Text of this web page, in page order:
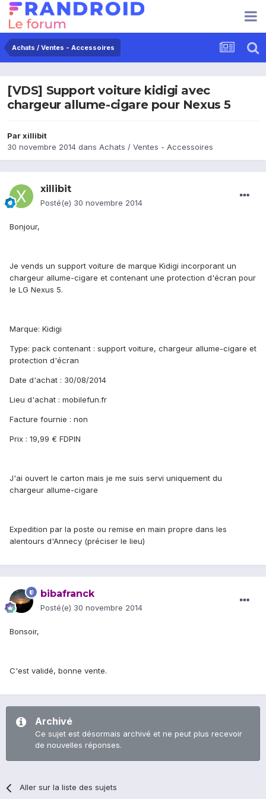
Achats / Ventes - Accessoires
[VDS] Support voiture kidigi avec
chargeur allume-cigare pour Nexus 5
Parxillibit
30 novembre 2014 dans Achats / Ventes - Accessoires
xillibit
Posté(e) 30 novembre 2014
Bonjour,
Je vends un support voiture de marque Kidigi incorporant un
chargeur allume-cigare et contenant une protection d'écran pour
le LG Nexus 5.
Marque: Kidigi
Type: pack contenant : support voiture, chargeur allume-cigare et
protection d'écran
Date d'achat : 30/08/2014
Lieu d'achat : mobilefun.fr
Facture fournie : non
Prix : 19,99 € FDPIN
J'ai ouvert le carton mais je me suis servi uniquement du
chargeur allume-cigare
Expedition par la poste ou remise en main propre dans les
alentours d'Annecy (préciser le lieu)
bibafranck
Posté(e) 30 novembre 2014
Bonsoir,
C'est validé, bonne vente.
Archivé
Ce sujet est désormais archivé et ne peut plus recevoir
de nouvelles réponses.
Aller sur la liste des sujets